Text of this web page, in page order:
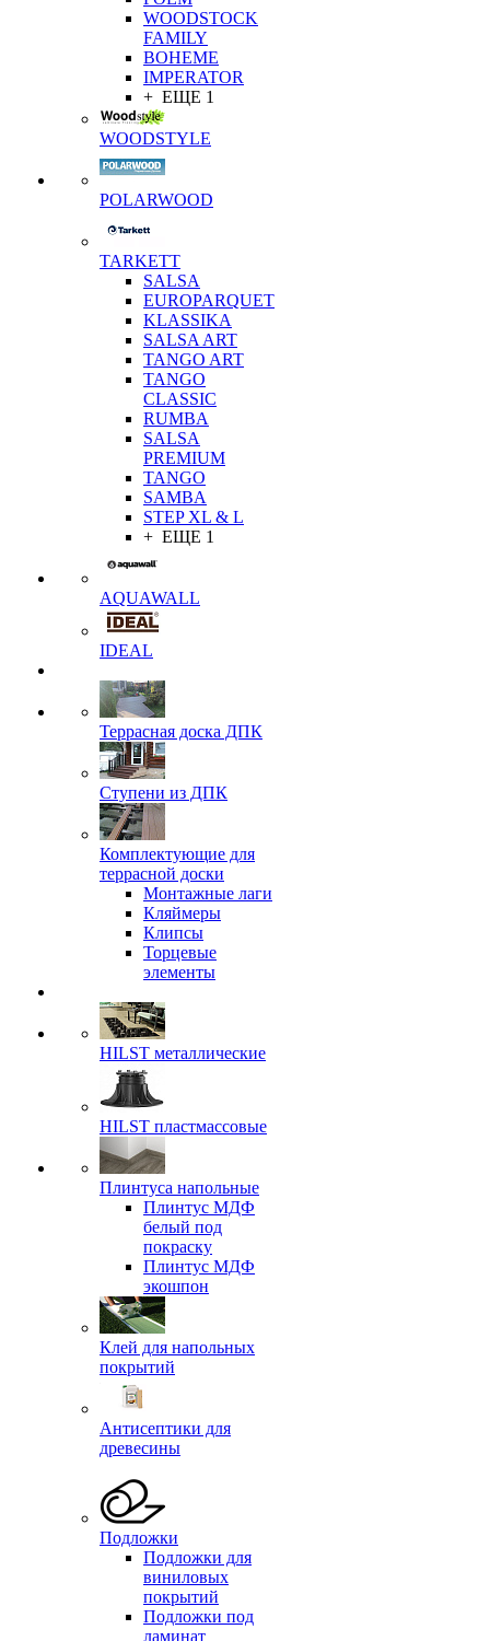
WOODSTOCK
FAMILY
BOHEME
IMPERATOR
+ ЕЩЕ 1
WOODSTYLE
POLARWOOD
TARKETT
SALSA
EUROPARQUET
KLASSIKA
SALSA ART
TANGO ART
TANGO
CLASSIC
RUMBA
SALSA
PREMIUM
TANGO
SAMBA
STEP XL & L
+ ЕЩЕ 1
AQUAWALL
IDEAL
Террасная доска ДПК
Ступени из ДПК
Комплектующие для
террасной доски
Монтажные лаги
Кляймеры
Клипсы
Торцевые
элементы
HILST металлические
HILST пластмассовые
Плинтуса напольные
Плинтус МДФ
белый под
покраску
Плинтус МДФ
экошпон
Клей для напольных
покрытий
Антисептики для
древесины
Подложки
Подложки для
виниловых
покрытий
Подложки под
ламинат